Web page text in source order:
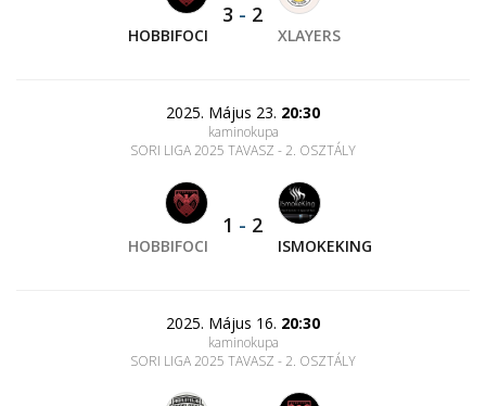
HOBBIFOCI
3 - 2
XLAYERS
2025. Május 23. 20:30
kaminokupa
SORI LIGA 2025 TAVASZ - 2. OSZTÁLY
HOBBIFOCI
1 - 2
ISMOKEKING
2025. Május 16. 20:30
kaminokupa
SORI LIGA 2025 TAVASZ - 2. OSZTÁLY